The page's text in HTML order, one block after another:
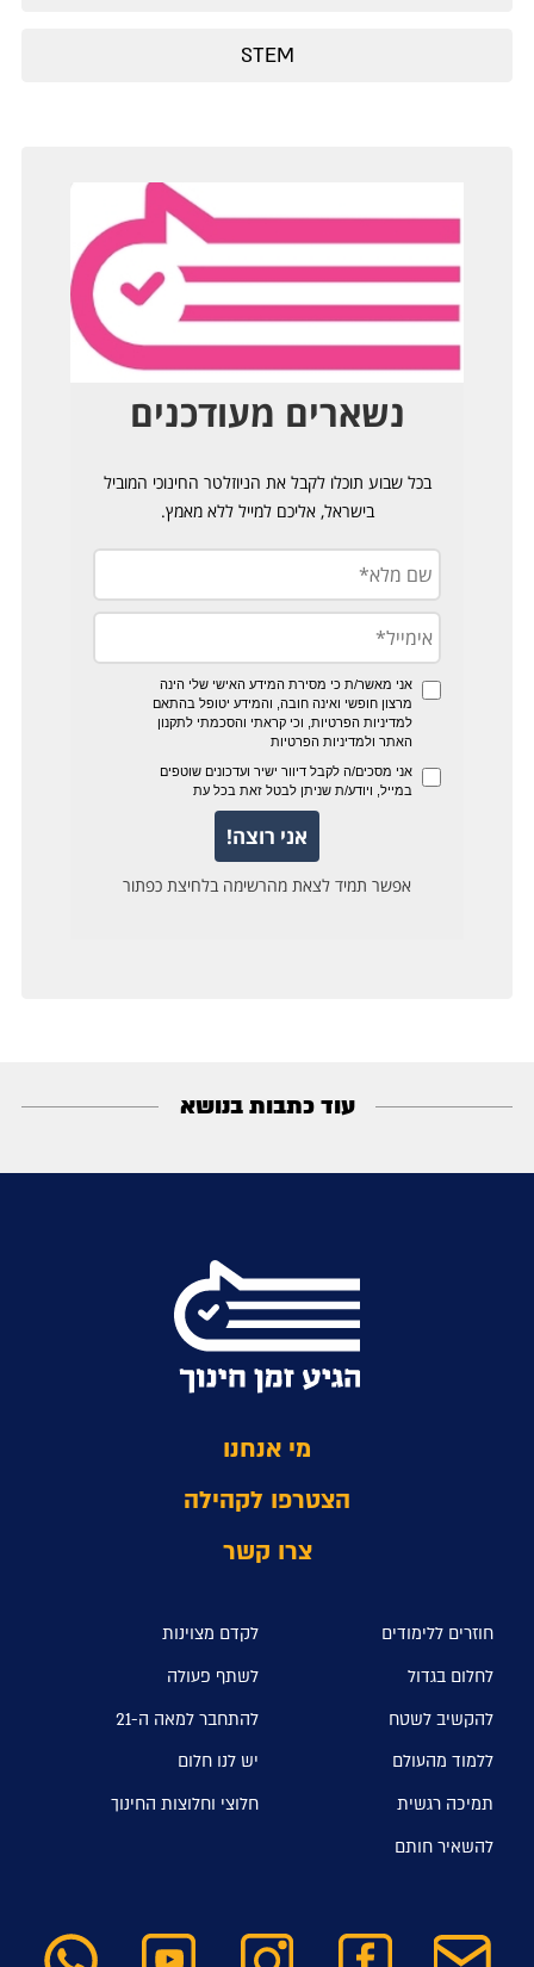
STEM
עוד כתבות בנושא
מי אנחנו
הצטרפו לקהילה
צרו קשר
חוזרים ללימודים
לקדם מצוינות
לחלום בגדול
לשתף פעולה
להקשיב לשטח
להתחבר למאה ה-21
ללמוד מהעולם
יש לנו חלום
תמיכה רגשית
חלוצי וחלוצות החינוך
להשאיר חותם